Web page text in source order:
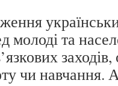
молоді та
чи навчання.